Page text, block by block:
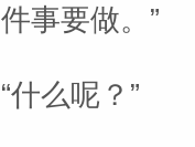
件事要做。”
“什么呢？”